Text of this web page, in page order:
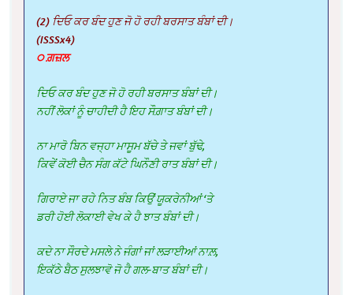
(2) ਦਿਓ ਕਰ ਬੰਦ ਹੁਣ ਜੋ ਹੋ ਰਹੀ ਬਰਸਾਤ ਬੰਬਾਂ ਦੀ।
(ISSSx4)
੦ ਗ਼ਜ਼ਲ
ਦਿਓ ਕਰ ਬੰਦ ਹੁਣ ਜੋ ਹੋ ਰਹੀ ਬਰਸਾਤ ਬੰਬਾਂ ਦੀ।
ਨਹੀਂ ਲੋਕਾਂ ਨੂੰ ਚਾਹੀਦੀ ਹੈ ਇਹ ਸੌਗ਼ਾਤ ਬੰਬਾਂ ਦੀ।
ਨਾ ਮਾਰੋ ਬਿਨ ਵਜ੍ਹਾ ਮਾਸੂਮ ਬੱਚੇ ਤੇ ਜਵਾਂ ਬੁੱਢੇ,
ਕਿਵੇਂ ਕੋਈ ਚੈਨ ਸੰਗ ਕੱਟੇ ਘਿਨੌਣੀ ਰਾਤ ਬੰਬਾਂ ਦੀ।
ਗਿਰਾਏ ਜਾ ਰਹੇ ਨਿਤ ਬੰਬ ਕਿਉਂ ਯੂਕਰੇਨੀਆਂ ‘ਤੇ
ਡਰੀ ਹੋਈ ਲੋਕਾਈ ਵੇਖ ਕੇ ਹੈ ਝਾਤ ਬੰਬਾਂ ਦੀ।
ਕਦੇ ਨਾ ਸੌਰਦੇ ਮਸਲੇ ਨੇ ਜੰਗਾਂ ਜਾਂ ਲੜਾਈਆਂ ਨਾਲ਼,
ਇਕੱਠੇ ਬੈਠ ਸੁਲਝਾਵੋ ਜੋ ਹੈ ਗਲ-ਬਾਤ ਬੰਬਾਂ ਦੀ।